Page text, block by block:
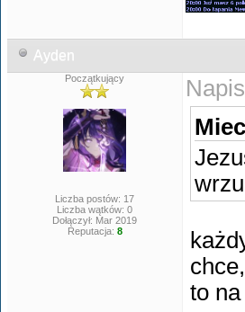
Ayden
Początkujący
Liczba postów: 17
Liczba wątków: 0
Dołączył: Mar 2019
Reputacja: 8
to